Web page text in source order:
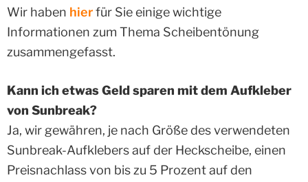
Wir haben hierfür Sie einige wichtige
Informationen zum Thema Scheibentönung
zusammengefasst.
Kann ich etwas Geld sparen mit dem Aufkleber
von Sunbreak?
Ja, wir gewähren, je nach Größe des verwendeten
Sunbreak-Aufklebers auf der Heckscheibe, einen
Preisnachlass von bis zu 5 Prozent auf den